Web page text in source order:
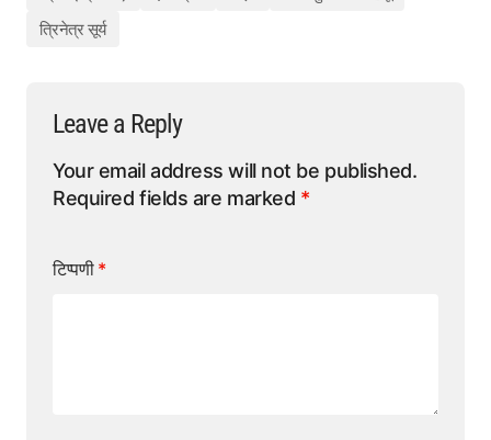
त्रिनेत्र सूर्य
Leave a Reply
Your email address will not be published.
Required fields are marked *
टिप्पणी *